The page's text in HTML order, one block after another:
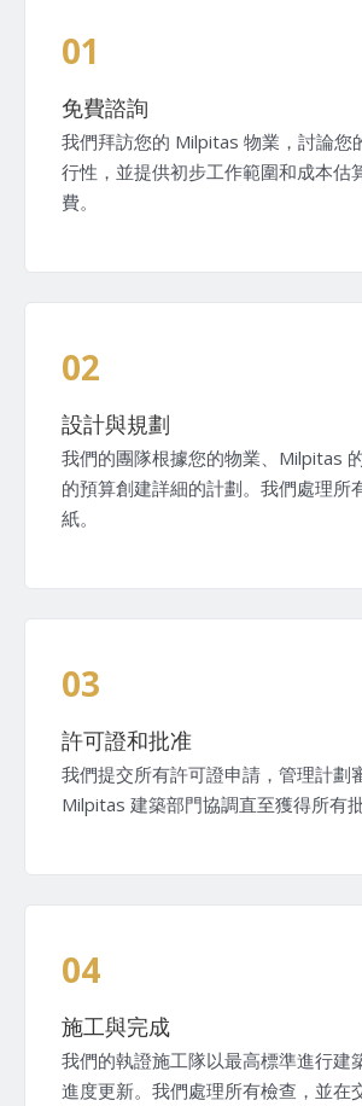
01
免費諮詢
我們拜訪您的 Milpitas 物業，討論您
行性，並提供初步工作範圍和成本
費。
02
設計與規劃
我們的團隊根據您的物業、Milpitas
的預算創建詳細的計劃。我們處理所
紙。
03
許可證和批准
我們提交所有許可證申請，管理計劃
Milpitas 建築部門協調直至獲得所有批
04
施工與完成
我們的執證施工隊以最高標準進行建
進度更新。我們處理所有檢查，並在